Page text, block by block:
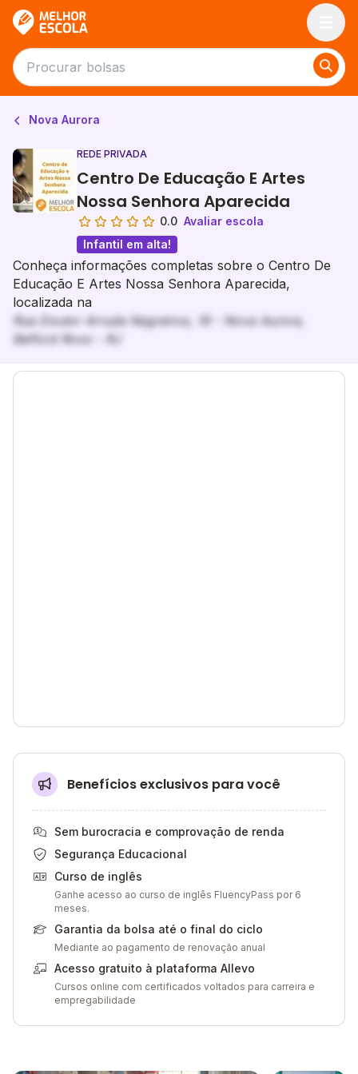
Nova Aurora
REDE PRIVADA
Centro De Educação E Artes
Nossa Senhora Aparecida
0.0 Avaliar escola
Infantil em alta!
Conheça informações completas sobre o Centro De
Educação E Artes Nossa Senhora Aparecida,
localizada na
Rua Doutor Arruda Negreiros, 19 - Nova Aurora,
Belford Roxo - RJ
Benefícios exclusivos para você
Sem burocracia e comprovação de renda
Segurança Educacional
Curso de inglês
Ganhe acesso ao curso de inglês FluencyPass por 6
meses.
Garantia da bolsa até o final do ciclo
Mediante ao pagamento de renovação anual
Acesso gratuito à plataforma Allevo
Cursos online com certificados voltados para carreira e
empregabilidade